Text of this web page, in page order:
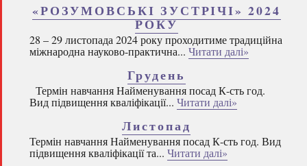
«РОЗУМОВСЬКІ ЗУСТРІЧІ» 2024
РОКУ
28 – 29 листопада 2024 року проходитиме традиційна
міжнародна науково-практична... Читати далі»
Грудень
Термін навчання Найменування посад К-сть год.
Вид підвищення кваліфікації... Читати далі»
Листопад
Термін навчання Найменування посад К-сть год. Вид
підвищення кваліфікації та... Читати далі»